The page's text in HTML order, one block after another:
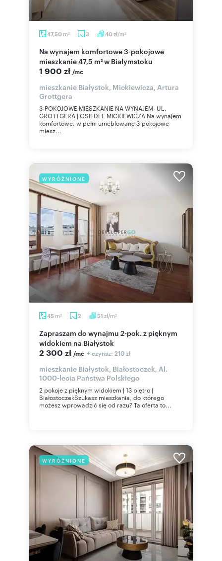
47,50 m2 3 40zł/m2
Na wynajem komfortowe 3-pokojowe
mieszkanie 47,5 m² w Białymstoku
1 900 zł /mc
mieszkanie Białystok, Mickiewicza, Artura
Grottgera
3-POKOJOWE MIESZKANIE NA WYNAJEM- UL.
GROTTGERA | OSIEDLE MICKIEWICZA Na wynajem
komfortowe, w pełni umeblowane 3-pokojowe
miesz...
WYRÓŻNIONE
45 m2 2 51 zł/m2
Zapraszam do wynajmu 2-pok. z pięknym
widokiem na Białystok
2 300 zł /mc + czynsz: 210 zł
mieszkanie Białystok, Białostoczek, Al.
1000-lecia Państwa Polskiego
2 pokoje z pięknym widokiem | 13 piętro |
BiałostoczekSzukasz mieszkania, do którego
możesz wprowadzić się od razu? Ta oferta to...
WYRÓŻNIONE